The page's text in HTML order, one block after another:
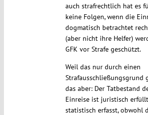
auch strafrechtlich hat es
keine Folgen, wenn die
dogmatisch betrachtet
(aber nicht ihre Helfer)
GFK vor Strafe geschützt.
Weil das nur durch einen
Strafausschließungsgrund
das aber: Der Tatbestand
Einreise ist juristisch
statistisch erfasst, obwohl